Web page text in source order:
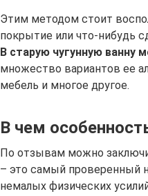
Этим методом стоит
покрытие или что-нибудь
В старую чугунную ванну
множество вариантов ее
мебель и многое другое.
В чем
По отзывам можно
– это самый проверенный
немалых физических